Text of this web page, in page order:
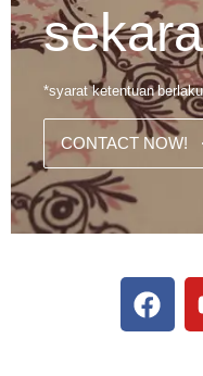
*syarat ketentuan berlaku
CONTACT NOW!